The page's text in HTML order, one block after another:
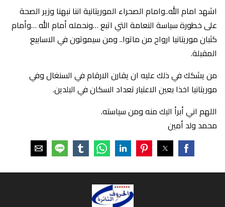
اشهد امام الله..وامام الصحراء الموريتانية اننا نبهنا وزير الصحة
على خطورة سياسة النعامة التي اتبع …ونحمله أمام الله …وأمام
كثبان موريتانيا ارواح من ماتوا.. ومن سيموتون في الاسابيع
المقبلة.
من يشكك في ذلك عليه ان يقارن الارقام في السنغال وفي
موريتانيا اخذا بعين الاعتبار تعداد السكان في البلدين.
اللهم اني أبرأ اليك منه ومن سياسته.
محمد ولد أمين